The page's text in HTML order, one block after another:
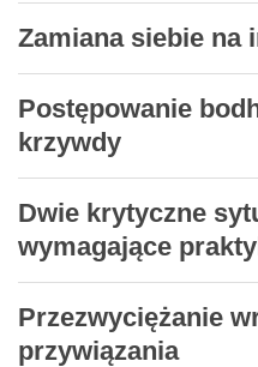
Zamiana siebie na
Postępowanie
krzywdy
Dwie krytyczne
wymagające
Przezwyciężanie
przywiązania